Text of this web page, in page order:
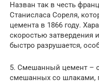
Назван так в честь
Станисласа Сореля,
цемента в 1866 году.
скоростью затвердения
быстро разрушается,
5. Смешанный цемент –
смешанных со шлаками,